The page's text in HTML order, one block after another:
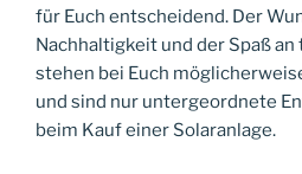
für Euch entscheidend. Der
Nachhaltigkeit und der Spaß
stehen bei Euch
und sind nur untergeordnete
beim Kauf einer Solaranlage.